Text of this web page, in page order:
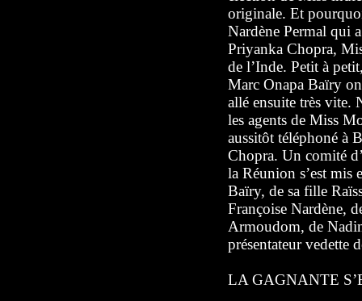
originale. Et
Nardène Permal qui
Priyanka Chopra,
de l’Inde. Petit à
Marc Onapa Baïry
allé ensuite très vite.
les agents de Miss
aussitôt téléphoné à
Chopra. Un comité
la Réunion s’est mis
Baïry, de sa fille
Françoise Nardène,
Armoudom, de
présentateur vedette
LA GAGNANTE